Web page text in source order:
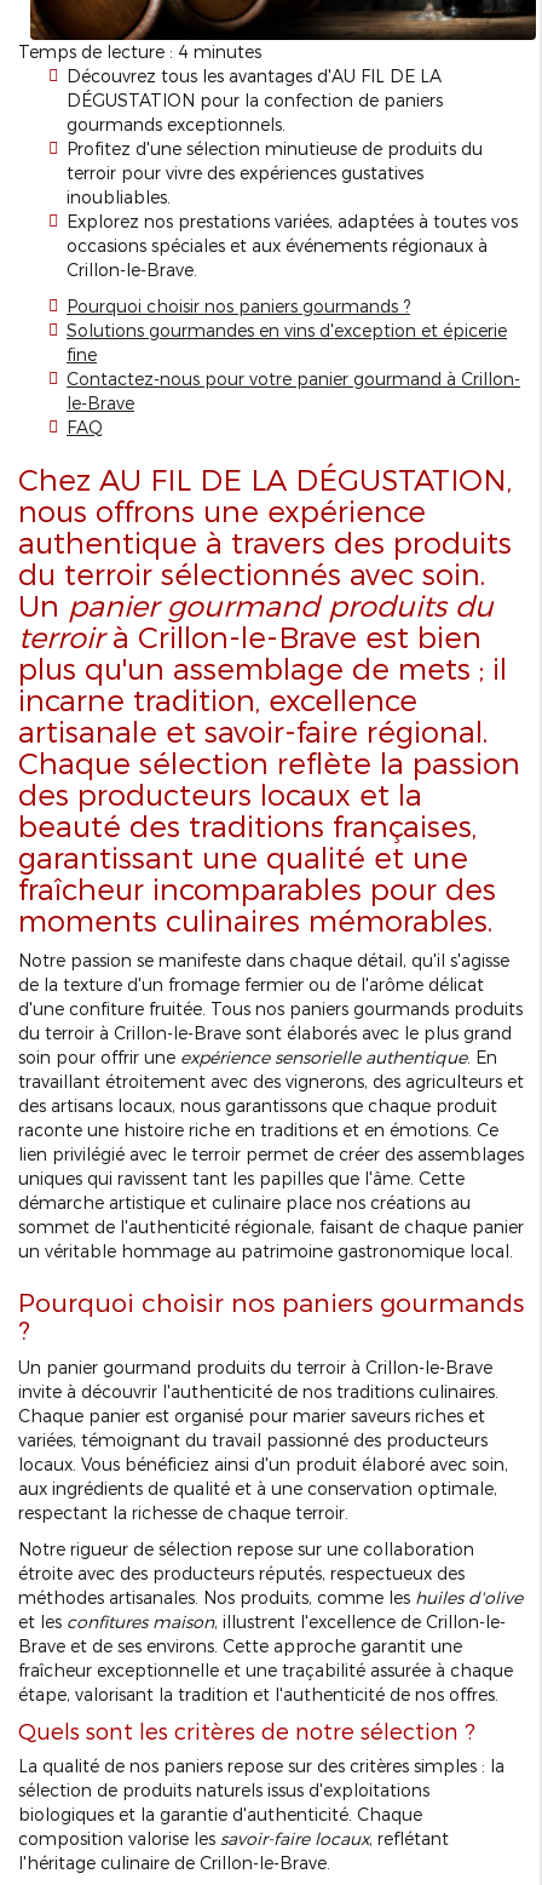
Temps de lecture : 4 minutes
Découvrez tous les avantages d'AU FIL DE LA
DÉGUSTATION pour la confection de paniers
gourmands exceptionnels.
Profitez d'une sélection minutieuse de produits du
terroir pour vivre des expériences gustatives
inoubliables.
Explorez nos prestations variées, adaptées à toutes vos
occasions spéciales et aux événements régionaux à
Crillon-le-Brave.
Pourquoi choisir nos paniers gourmands ?
Solutions gourmandes en vins d'exception et épicerie
fine
Contactez-nous pour votre panier gourmand à Crillon-
le-Brave
FAQ
Chez AU FIL DE LA DÉGUSTATION,
nous offrons une expérience
authentique à travers des produits
du terroir sélectionnés avec soin.
Un panier gourmand produits du
terroirà Crillon-le-Brave est bien
plus qu'un assemblage de mets ; il
incarne tradition, excellence
artisanale et savoir-faire régional.
Chaque sélection reflète la passion
des producteurs locaux et la
beauté des traditions françaises,
garantissant une qualité et une
fraîcheur incomparables pour des
moments culinaires mémorables.
Notre passion se manifeste dans chaque détail, qu'il s'agisse
de la texture d'un fromage fermier ou de l'arôme délicat
d'une confiture fruitée. Tous nos paniers gourmands produits
du terroir à Crillon-le-Brave sont élaborés avec le plus grand
soin pour offrir une expérience sensorielle authentique. En
travaillant étroitement avec des vignerons, des agriculteurs et
des artisans locaux, nous garantissons que chaque produit
raconte une histoire riche en traditions et en émotions. Ce
lien privilégié avec le terroir permet de créer des assemblages
uniques qui ravissent tant les papilles que l'âme. Cette
démarche artistique et culinaire place nos créations au
sommet de l'authenticité régionale, faisant de chaque panier
un véritable hommage au patrimoine gastronomique local.
Pourquoi choisir nos paniers gourmands
?
Un panier gourmand produits du terroir à Crillon-le-Brave
invite à découvrir l'authenticité de nos traditions culinaires.
Chaque panier est organisé pour marier saveurs riches et
variées, témoignant du travail passionné des producteurs
locaux. Vous bénéficiez ainsi d'un produit élaboré avec soin,
aux ingrédients de qualité et à une conservation optimale,
respectant la richesse de chaque terroir.
Notre rigueur de sélection repose sur une collaboration
étroite avec des producteurs réputés, respectueux des
méthodes artisanales. Nos produits, comme les huiles d'olive
et les confitures maison, illustrent l'excellence de Crillon-le-
Brave et de ses environs. Cette approche garantit une
fraîcheur exceptionnelle et une traçabilité assurée à chaque
étape, valorisant la tradition et l'authenticité de nos offres.
Quels sont les critères de notre sélection ?
La qualité de nos paniers repose sur des critères simples : la
sélection de produits naturels issus d'exploitations
biologiques et la garantie d'authenticité. Chaque
composition valorise les savoir-faire locaux, reflétant
l'héritage culinaire de Crillon-le-Brave.